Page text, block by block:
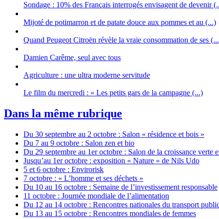
Sondage : 10% des Français interrogés envisagent de devenir
Mijoté de potimarron et de patate douce aux pommes et au (...)
Quand Peugeot Citroën révèle la vraie consommation de ses
Damien Carême, seul avec tous
Agriculture : une ultra moderne servitude
Le film du mercredi : « Les petits gars de la campagne (...)
Dans la même rubrique
Du 30 septembre au 2 octobre : Salon « résidence et bois »
Du 7 au 9 octobre : Salon zen et bio
Du 29 septembre au 1er octobre : Salon de la croissance verte
Jusqu’au 1er octobre : exposition « Nature » de Nils Udo
5 et 6 octobre : Envirorisk
7 octobre : « L’homme et ses déchets »
Du 10 au 16 octobre : Semaine de l’investissement responsable
11 octobre : Journée mondiale de l’alimentation
Du 12 au 14 octobre : Rencontres nationales du transport
Du 13 au 15 octobre : Rencontres mondiales de femmes